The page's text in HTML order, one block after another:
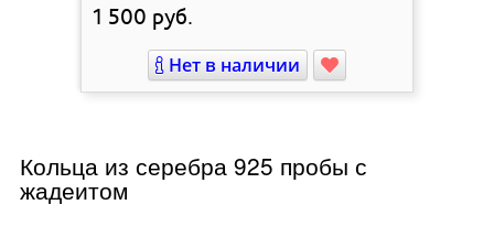
1 500 руб.
Нет в наличии
Кольца из серебра 925 пробы с
жадеитом